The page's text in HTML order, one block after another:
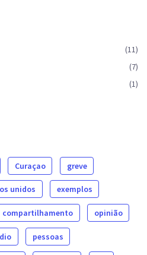
(11)
(7)
(1)
Curaçao greve
unidos exemplos
compartilhamento opinião
pessoas